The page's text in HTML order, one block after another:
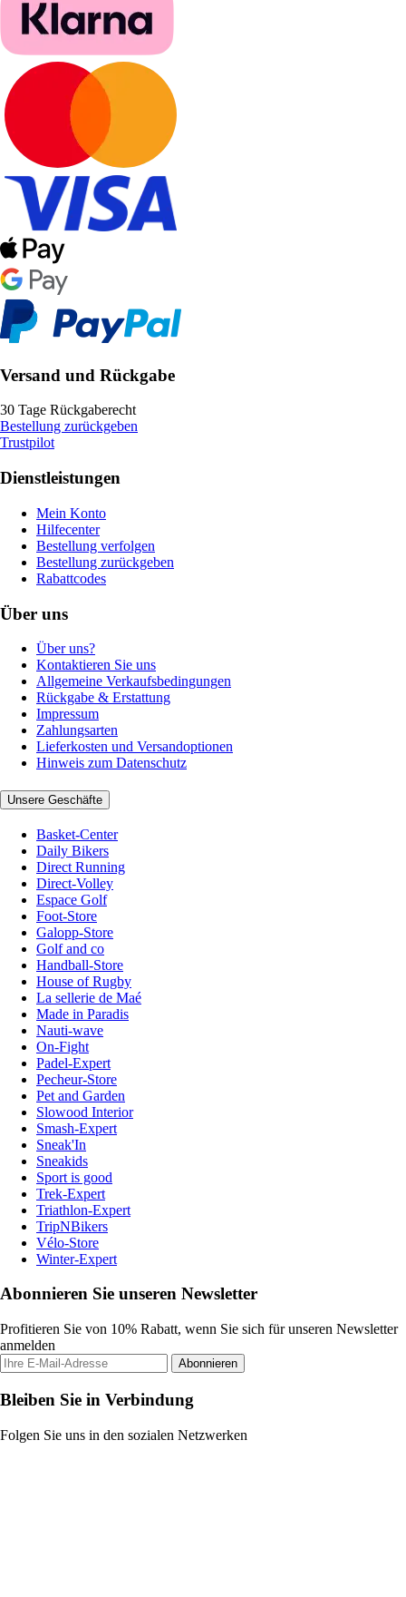
Versand und Rückgabe
30 Tage Rückgaberecht
Bestellung zurückgeben
Trustpilot
Dienstleistungen
Mein Konto
Hilfecenter
Bestellung verfolgen
Bestellung zurückgeben
Rabattcodes
Über uns
Über uns?
Kontaktieren Sie uns
Allgemeine Verkaufsbedingungen
Rückgabe & Erstattung
Impressum
Zahlungsarten
Lieferkosten und Versandoptionen
Hinweis zum Datenschutz
Unsere Geschäfte
Basket-Center
Daily Bikers
Direct Running
Direct-Volley
Espace Golf
Foot-Store
Galopp-Store
Golf and co
Handball-Store
House of Rugby
La sellerie de Maé
Made in Paradis
Nauti-wave
On-Fight
Padel-Expert
Pecheur-Store
Pet and Garden
Slowood Interior
Smash-Expert
Sneak'In
Sneakids
Sport is good
Trek-Expert
Triathlon-Expert
TripNBikers
Vélo-Store
Winter-Expert
Abonnieren Sie unseren Newsletter
Profitieren Sie von 10% Rabatt, wenn Sie sich für unseren Newsletter
anmelden
Abonnieren
Bleiben Sie in Verbindung
Folgen Sie uns in den sozialen Netzwerken